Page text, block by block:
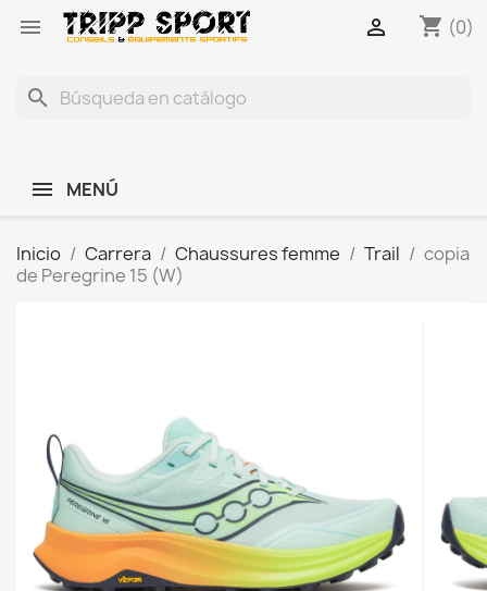
 shopping_cart (0)

search
MENÚ
Inicio Carrera Chaussures femme Trail
copia
de Peregrine 15 (W)